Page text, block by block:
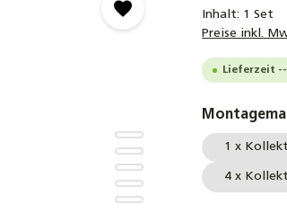
Inhalt: 1 Set
Preise inkl.
Lieferzeit
1 x
4 x